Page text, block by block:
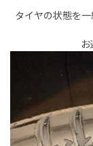
タイヤの状態を